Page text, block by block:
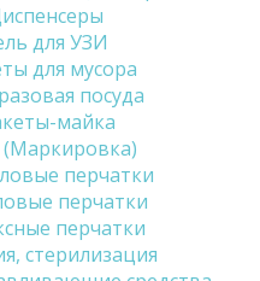
для УЗИ
для мусора
посуда
майка
перчатки
перчатки
перчатки
стерилизация